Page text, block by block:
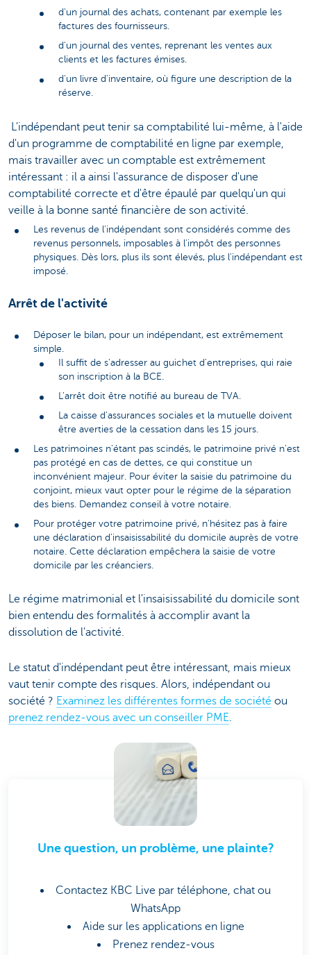
d'un journal des achats, contenant par exemple les
factures des fournisseurs.
d'un journal des ventes, reprenant les ventes aux
clients et les factures émises.
d'un livre d'inventaire, où figure une description de la
réserve.
L'indépendant peut tenir sa comptabilité lui-même, à l'aide
d'un programme de comptabilité en ligne par exemple,
mais travailler avec un comptable est extrêmement
intéressant : il a ainsi l'assurance de disposer d'une
comptabilité correcte et d'être épaulé par quelqu'un qui
veille à la bonne santé financière de son activité.
Les revenus de l'indépendant sont considérés comme des
revenus personnels, imposables à l'impôt des personnes
physiques. Dès lors, plus ils sont élevés, plus l'indépendant est
imposé.
Arrêt de l'activité
Déposer le bilan, pour un indépendant, est extrêmement
simple.
Il suffit de s'adresser au guichet d'entreprises, qui raie
son inscription à la BCE.
L'arrêt doit être notifié au bureau de TVA.
La caisse d'assurances sociales et la mutuelle doivent
être averties de la cessation dans les 15 jours.
Les patrimoines n'étant pas scindés, le patrimoine privé n'est
pas protégé en cas de dettes, ce qui constitue un
inconvénient majeur. Pour éviter la saisie du patrimoine du
conjoint, mieux vaut opter pour le régime de la séparation
des biens. Demandez conseil à votre notaire.
Pour protéger votre patrimoine privé, n'hésitez pas à faire
une déclaration d'insaisissabilité du domicile auprès de votre
notaire. Cette déclaration empêchera la saisie de votre
domicile par les créanciers.
Le régime matrimonial et l'insaisissabilité du domicile sont
bien entendu des formalités à accomplir avant la
dissolution de l'activité.
Le statut d'indépendant peut être intéressant, mais mieux
vaut tenir compte des risques. Alors, indépendant ou
société ? Examinez les différentes formes de société ou
prenez rendez-vous avec un conseiller PME.
Une question, un problème, une plainte?
Contactez KBC Live par téléphone, chat ou
WhatsApp
Aide sur les applications en ligne
Prenez rendez-vous